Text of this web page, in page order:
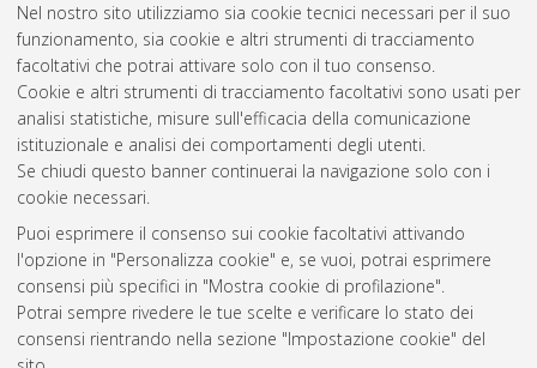
Nel nostro sito utilizziamo sia cookie tecnici necessari per il suo
funzionamento, sia cookie e altri strumenti di tracciamento
facoltativi che potrai attivare solo con il tuo consenso.
Cookie e altri strumenti di tracciamento facoltativi sono usati per
analisi statistiche, misure sull'efficacia della comunicazione
istituzionale e analisi dei comportamenti degli utenti.
Se chiudi questo banner continuerai la navigazione solo con i
cookie necessari.
Puoi esprimere il consenso sui cookie facoltativi attivando
l'opzione in "Personalizza cookie" e, se vuoi, potrai esprimere
consensi più specifici in "Mostra cookie di profilazione".
Potrai sempre rivedere le tue scelte e verificare lo stato dei
consensi rientrando nella sezione "Impostazione cookie" del
Gestione del documento:
Atom
Rss 1.0
Rss 2.0